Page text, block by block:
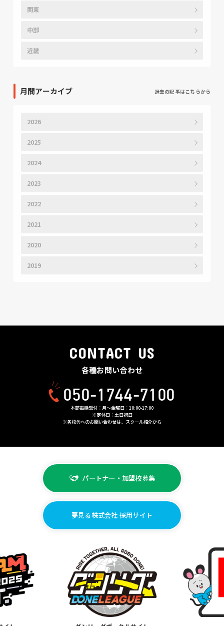
関東
中部
近畿
月間アーカイブ 過去の記事はこちらから
2026
2025
2024
2023
2022
2021
2020
2019
CONTACT US
各種お問い合わせ
050-1744-7100
本部電話受付：月〜金曜日：10:00-17:00
※定休日：土日祝日
※各校舎へのお問い合わせは、スクール紹介から
パートナー・加盟校募集
夢見る株式会社 採用サイト